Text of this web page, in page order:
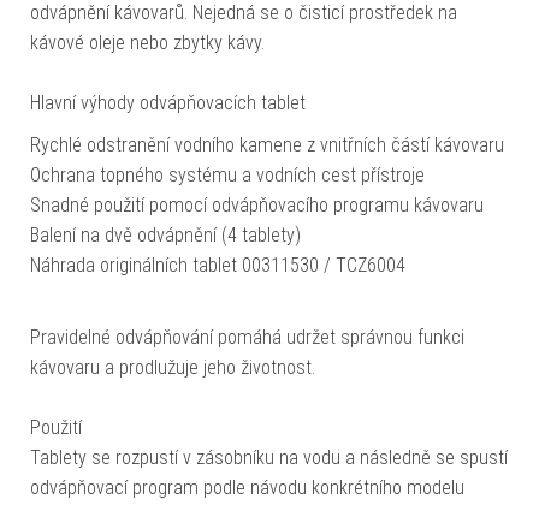
odvápnění kávovarů. Nejedná se o čisticí prostředek na
kávové oleje nebo zbytky kávy.
Hlavní výhody odvápňovacích tablet
Rychlé odstranění vodního kamene z vnitřních částí kávovaru
Ochrana topného systému a vodních cest přístroje
Snadné použití pomocí odvápňovacího programu kávovaru
Balení na dvě odvápnění (4 tablety)
Náhrada originálních tablet 00311530 / TCZ6004
Pravidelné odvápňování pomáhá udržet správnou funkci
kávovaru a prodlužuje jeho životnost.
Použití
Tablety se rozpustí v zásobníku na vodu a následně se spustí
odvápňovací program podle návodu konkrétního modelu